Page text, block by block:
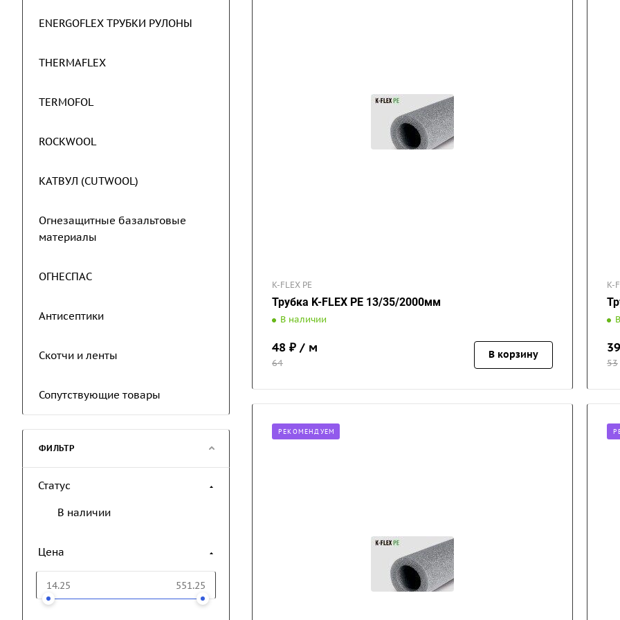
K-FLEX PE
Трубка K-FLEX PE 13/35/2000мм
В наличии
48 ₽ / м
64
В корзину
K-
53
РЕКОМЕНДУЕМ
ENERGOFLEX ТРУБКИ РУЛОНЫ
THERMAFLEX
TERMOFOL
ROCKWOOL
КАТВУЛ (CUTWOOL)
Огнезащитные базальтовые
материалы
ОГНЕСПАС
Антисептики
Скотчи и ленты
Сопутствующие товары
ФИЛЬТР
Статус
В наличии
Цена